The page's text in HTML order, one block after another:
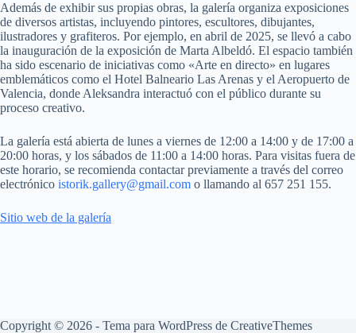
Además de exhibir sus propias obras, la galería organiza exposiciones
de diversos artistas, incluyendo pintores, escultores, dibujantes,
ilustradores y grafiteros. Por ejemplo, en abril de 2025, se llevó a cabo
la inauguración de la exposición de Marta Albeldó. El espacio también
ha sido escenario de iniciativas como «Arte en directo» en lugares
emblemáticos como el Hotel Balneario Las Arenas y el Aeropuerto de
Valencia, donde Aleksandra interactuó con el público durante su
proceso creativo.
La galería está abierta de lunes a viernes de 12:00 a 14:00 y de 17:00 a
20:00 horas, y los sábados de 11:00 a 14:00 horas. Para visitas fuera de
este horario, se recomienda contactar previamente a través del correo
electrónico istorik.gallery@gmail.com o llamando al 657 251 155.
Sitio web de la galería
Copyright © 2026 - Tema para WordPress de CreativeThemes